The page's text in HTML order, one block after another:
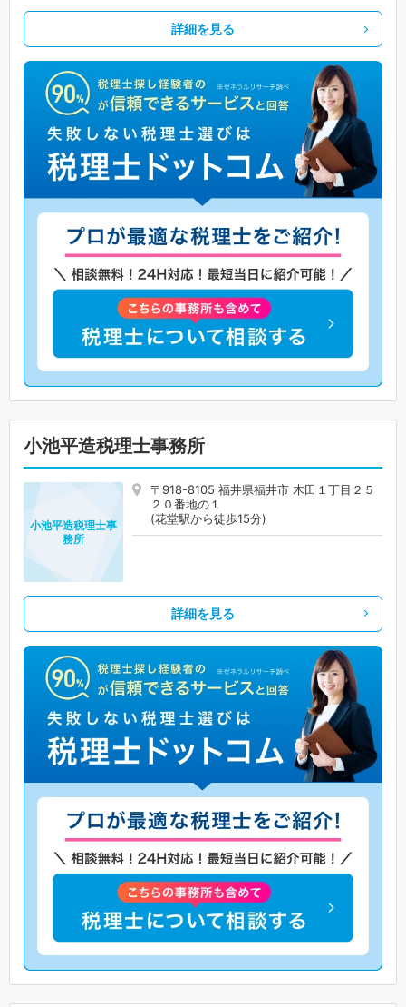
詳細を見る
小池平造税理士事務所
〒918-8105 福井県福井市 木田１丁目２５
２０番地の１
(花堂駅から徒歩15分)
小池平造税理士事
務所
詳細を見る